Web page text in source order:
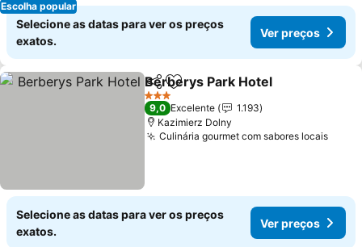
Escolha popular
Selecione as datas para ver os preços
exatos.
Ver preços
PartilharAdicionar aos favoritos
Berberys Park Hotel
3 Estrelas
9,0 Excelente
1.193
Kazimierz Dolny
Culinária gourmet com sabores locais
Selecione as datas para ver os preços
exatos.
Ver preços